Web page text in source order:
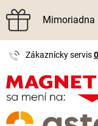
Mimoriadna
Zákaznícky servis